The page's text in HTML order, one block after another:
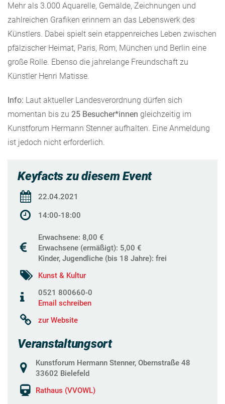
Mehr als 3.000 Aquarelle, Gemälde, Zeichnungen und
zahlreichen Grafiken erinnern an das Lebenswerk des
Künstlers. Dabei spielt sein etappenreiches Leben zwischen
pfälzischer Heimat, Paris, Rom, München und Berlin eine
große Rolle. Ebenso die jahrelange Freundschaft zu
Künstler Henri Matisse.
Info: Laut aktueller Landesverordnung dürfen sich
momentan bis zu 25 Besucher*innen gleichzeitig im
Kunstforum Hermann Stenner aufhalten. Eine Anmeldung
ist jedoch nicht erforderlich.
Keyfacts zu diesem Event
22.04.2021
14:00-18:00
Erwachsene: 8,00 €
Erwachsene (ermäßigt): 5,00 €
Kinder, Jugendliche (bis 18 Jahre): frei
Kunst & Kultur
0521 800660-0
Email schreiben
zur Website
Veranstaltungsort
Kunstforum Hermann Stenner, Obernstraße 48
33602 Bielefeld
Rathaus (VVOWL)